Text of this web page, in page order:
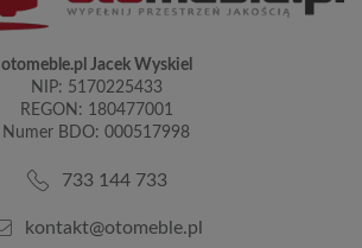
otomeble.pl Jacek Wyskiel
NIP: 5170225433
REGON: 180477001
Numer BDO: 000517998
733 144 733
kontakt@otomeble.pl